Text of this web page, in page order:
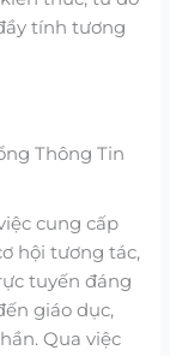
tính tương
cung cấp
hội tương tác,
tuyến đáng
giáo dục,
Qua việc